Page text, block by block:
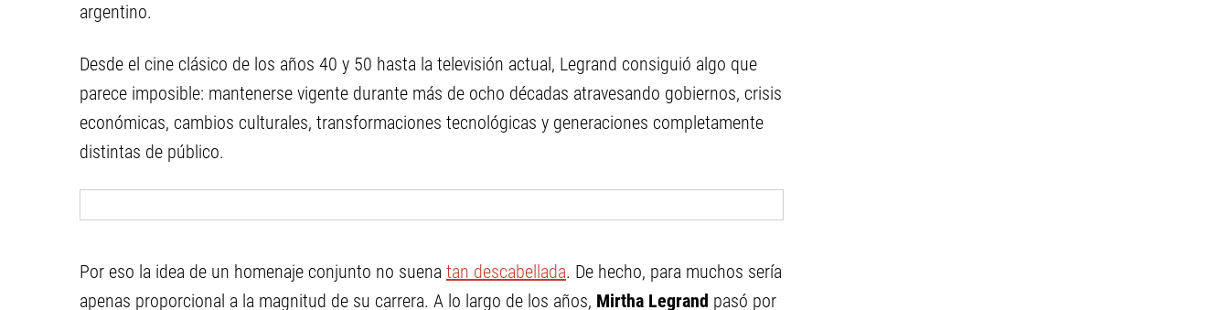
argentino.
Desde el cine clásico de los años 40 y 50 hasta la televisión actual, Legrand consiguió algo que
parece imposible: mantenerse vigente durante más de ocho décadas atravesando gobiernos, crisis
económicas, cambios culturales, transformaciones tecnológicas y generaciones completamente
distintas de público.
Por eso la idea de un homenaje conjunto no suena tan descabellada. De hecho, para muchos sería
apenas proporcional a la magnitud de su carrera. A lo largo de los años, Mirtha Legrand pasó por